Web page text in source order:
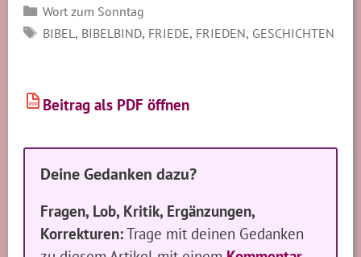
Kategorien
Wort zum Sonntag
SCHLAGWÖRTER
BIBEL, BIBELBIND, FRIEDE, FRIEDEN, GESCHICHTEN
PDF Beitrag als PDF öffnen
Deine Gedanken dazu?
Fragen, Lob, Kritik, Ergänzungen,
Korrekturen:Trage mit deinen Gedanken